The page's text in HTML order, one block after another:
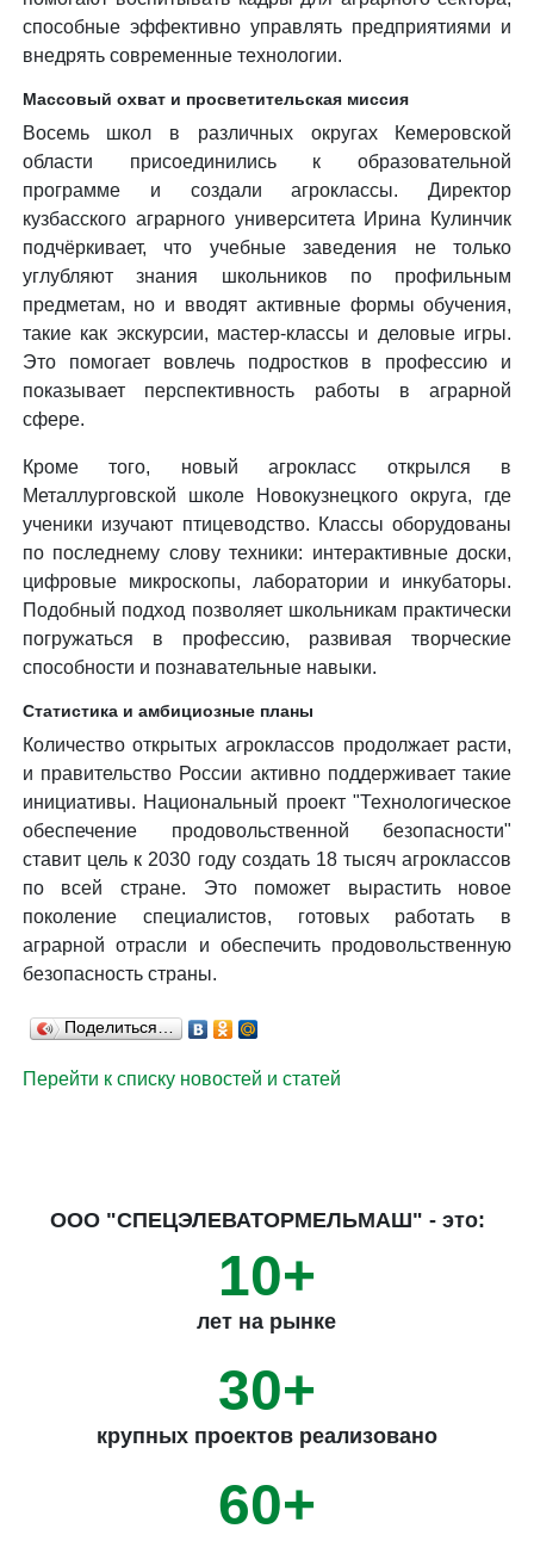
способные эффективно управлять предприятиями и
внедрять современные технологии.
Массовый охват и просветительская миссия
Восемь школ в различных округах Кемеровской
области присоединились к образовательной
программе и создали агроклассы. Директор
кузбасского аграрного университета Ирина Кулинчик
подчёркивает, что учебные заведения не только
углубляют знания школьников по профильным
предметам, но и вводят активные формы обучения,
такие как экскурсии, мастер-классы и деловые игры.
Это помогает вовлечь подростков в профессию и
показывает перспективность работы в аграрной
сфере.
Кроме того, новый агрокласс открылся в
Металлурговской школе Новокузнецкого округа, где
ученики изучают птицеводство. Классы оборудованы
по последнему слову техники: интерактивные доски,
цифровые микроскопы, лаборатории и инкубаторы.
Подобный подход позволяет школьникам практически
погружаться в профессию, развивая творческие
способности и познавательные навыки.
Статистика и амбициозные планы
Количество открытых агроклассов продолжает расти,
и правительство России активно поддерживает такие
инициативы. Национальный проект "Технологическое
обеспечение продовольственной безопасности"
ставит цель к 2030 году создать 18 тысяч агроклассов
по всей стране. Это поможет вырастить новое
поколение специалистов, готовых работать в
аграрной отрасли и обеспечить продовольственную
безопасность страны.
Поделиться…
Перейти к списку новостей и статей
ООО "СПЕЦЭЛЕВАТОРМЕЛЬМАШ" - это:
10+
лет на рынке
30+
крупных проектов реализовано
60+